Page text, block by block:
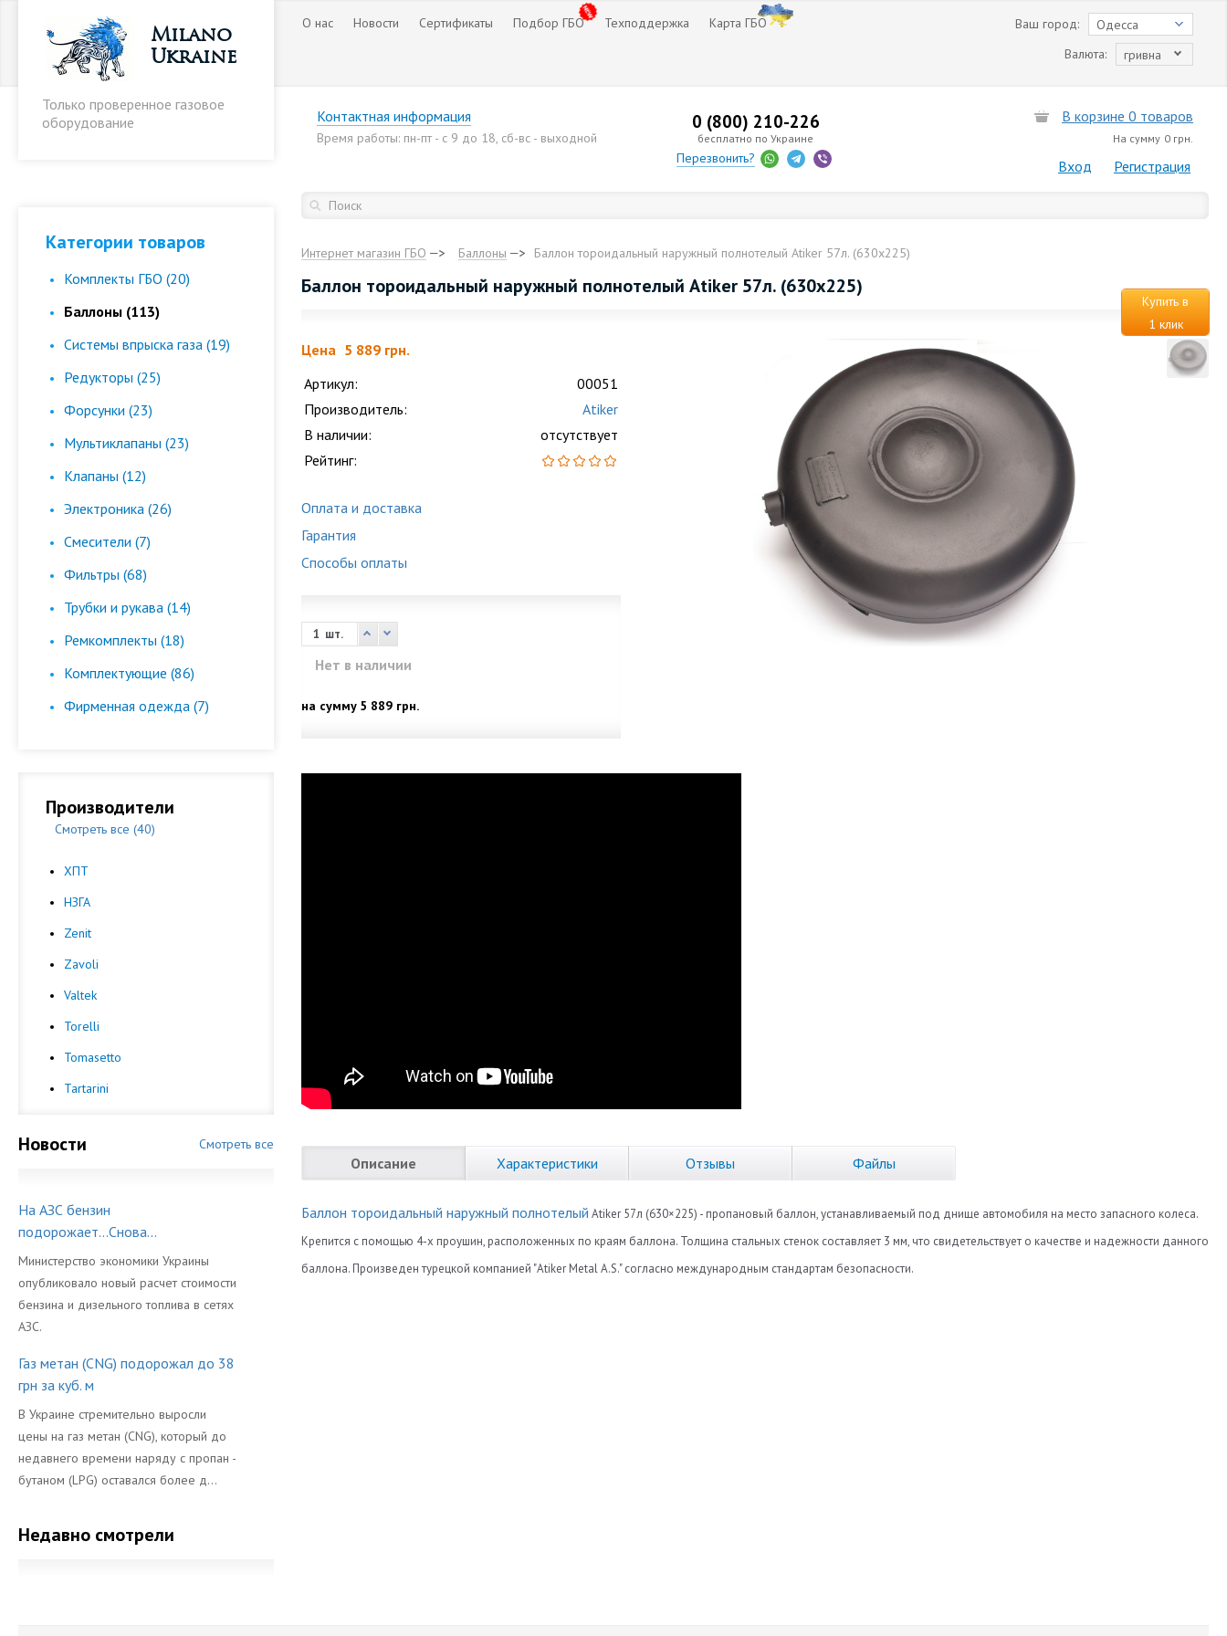
Milano
Ukraine
Только проверенное газовое
оборудование
О нас Новости Сертификаты Подбор ГБО Техподдержка Карта ГБО Одесса
Ваш город:
гривна
Валюта:
Контактная информация
Время работы: пн-пт - с 9 до 18, сб-вс - выходной
0 (800) 210-226
бесплатно по Украине
Перезвонить?
В корзине 0 товаров
На сумму 0 грн.
Вход Регистрация
Категории товаров
Комплекты ГБО (20)
Баллоны (113)
Cистемы впрыска газа (19)
Редукторы (25)
Форсунки (23)
Мультиклапаны (23)
Клапаны (12)
Электроника (26)
Смесители (7)
Фильтры (68)
Трубки и рукава (14)
Ремкомплекты (18)
Комплектующие (86)
Фирменная одежда (7)
Производители
Смотреть все (40)
ХПТ
НЗГА
Zenit
Zavoli
Valtek
Torelli
Tomasetto
Tartarini
Новости Смотреть все
На АЗС бензин
подорожает...Снова...
Министерство экономики Украины
опубликовало новый расчет стоимости
бензина и дизельного топлива в сетях
АЗС.
Газ метан (CNG) подорожал до 38
грн за куб. м
В Украине стремительно выросли
цены на газ метан (CNG), который до
недавнего времени наряду с пропан -
бутаном (LPG) оставался более д...
Недавно смотрели
Интернет магазин ГБО Баллоны Баллон тороидальный наружный полнотелый Аtiker 57л. (630х225)
Баллон тороидальный наружный полнотелый Аtiker 57л. (630х225)
Купить в
1 клик
Цена 5 889 грн.
Артикул:
00051
Производитель:
Atiker
В наличии:
отсутствует
Рейтинг:
Оплата и доставка
Гарантия
Способы оплаты
шт.
Нет в наличии
на сумму 5 889 грн.
Описание Характеристики Отзывы Файлы
Баллон тороидальный наружный полнотелый Atiker 57л (630×225) - пропановый баллон, устанавливаемый под днище автомобиля на место запасного колеса.
Крепится с помощью 4-х проушин, расположенных по краям баллона. Толщина стальных стенок составляет 3 мм, что свидетельствует о качестве и надежности данного
баллона. Произведен турецкой компанией "Atiker Metal A.S." согласно международным стандартам безопасности.